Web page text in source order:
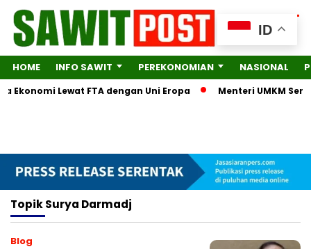
HOME INFO SAWIT PEREKONOMIAN NASIONAL
Lewat FTA dengan Uni Eropa Menteri UMKM
TopikSurya Darmadj
Blog
ID